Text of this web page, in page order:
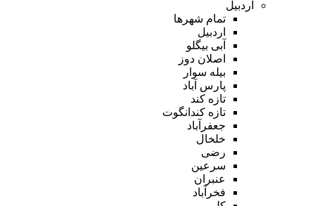
اردبیل
تمام شهر‌ها
اردبیل
آبی بیگلو
اصلان دوز
بیله سوار
پارس آباد
تازه کند
تازه کندانگوت
جعفرآباد
خلخال
رضی
سرعین
عنبران
فخرآباد